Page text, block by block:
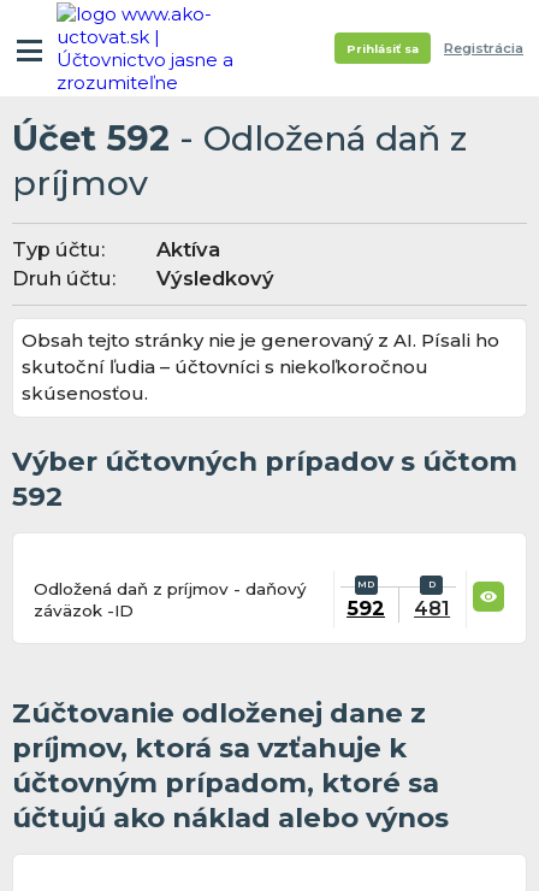
Prihlásiť sa Registrácia
Účet 592 - Odložená daň z
príjmov
Typ účtu:
Aktíva
Druh účtu:
Výsledkový
Obsah tejto stránky nie je generovaný z AI. Písali ho
skutoční ľudia – účtovníci s niekoľkoročnou
skúsenosťou.
Výber účtovných prípadov s účtom
592
Odložená daň z príjmov - daňový
záväzok -ID
592 481
Zúčtovanie odloženej dane z
príjmov, ktorá sa vzťahuje k
účtovným prípadom, ktoré sa
účtujú ako náklad alebo výnos